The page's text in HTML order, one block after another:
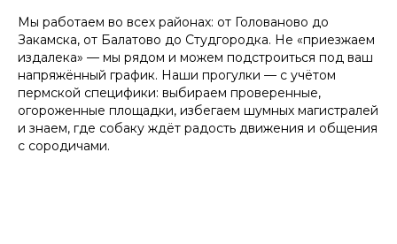
Мы работаем во всех районах: от Голованово до
Закамска, от Балатово до Студгородка. Не «приезжаем
издалека» — мы рядом и можем подстроиться под ваш
напряжённый график. Наши прогулки — с учётом
пермской специфики: выбираем проверенные,
огороженные площадки, избегаем шумных магистралей
и знаем, где собаку ждёт радость движения и общения
с сородичами.